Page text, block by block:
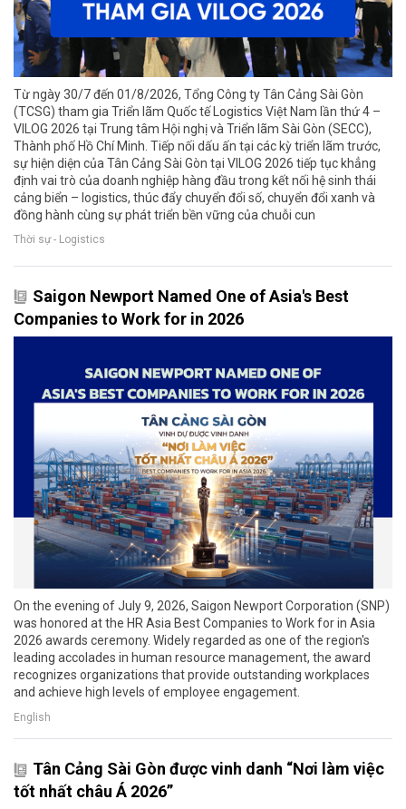
Từ ngày 30/7 đến 01/8/2026, Tổng Công ty Tân Cảng Sài Gòn
(TCSG) tham gia Triển lãm Quốc tế Logistics Việt Nam lần thứ 4 –
VILOG 2026 tại Trung tâm Hội nghị và Triển lãm Sài Gòn (SECC),
Thành phố Hồ Chí Minh. Tiếp nối dấu ấn tại các kỳ triển lãm trước,
sự hiện diện của Tân Cảng Sài Gòn tại VILOG 2026 tiếp tục khẳng
định vai trò của doanh nghiệp hàng đầu trong kết nối hệ sinh thái
cảng biển – logistics, thúc đẩy chuyển đổi số, chuyển đổi xanh và
đồng hành cùng sự phát triển bền vững của chuỗi cun
Thời sự - Logistics
Saigon Newport Named One of Asia's Best
Companies to Work for in 2026
On the evening of July 9, 2026, Saigon Newport Corporation (SNP)
was honored at the HR Asia Best Companies to Work for in Asia
2026 awards ceremony. Widely regarded as one of the region's
leading accolades in human resource management, the award
recognizes organizations that provide outstanding workplaces
and achieve high levels of employee engagement.
English
Tân Cảng Sài Gòn được vinh danh “Nơi làm việc
tốt nhất châu Á 2026”